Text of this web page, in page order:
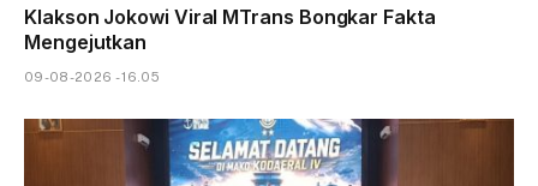
Klakson Jokowi Viral MTrans Bongkar Fakta
Mengejutkan
09-08-2026 - 16.05